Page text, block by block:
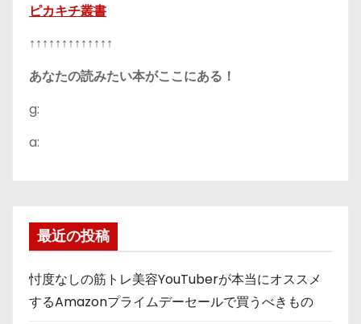
ピカキチ叢書
↑↑↑↑↑↑↑↑↑↑↑↑↑
あなたの読みたい本がここにある！
g:
a:
最近の投稿
忖度なしの筋トレ美容YouTuberが本当にオススメ
するAmazonプライムデーセールで買うべきもの